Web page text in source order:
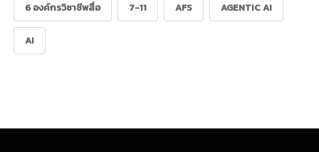
6 องค์กรวิชาชีพสื่อ 7-11 AFS AGENTIC AI
AI